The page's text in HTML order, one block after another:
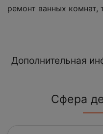
ремонт ванных комнат,
Дополнительная
Сфера